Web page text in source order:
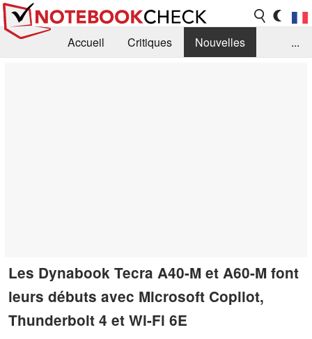
Accueil Critiques
Nouvelles
...
Les Dynabook Tecra A40-M et A60-M font
leurs débuts avec Microsoft Copilot,
Thunderbolt 4 et Wi-Fi 6E